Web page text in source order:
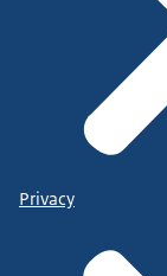
Privacy